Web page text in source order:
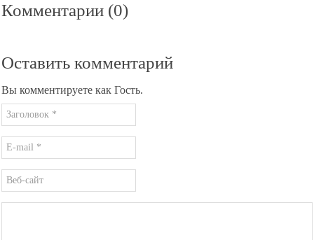
Комментарии (0)
Оставить комментарий
Вы комментируете как Гость.